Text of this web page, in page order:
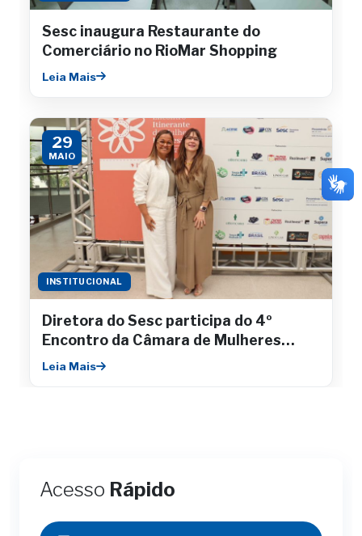
Sesc inaugura Restaurante do
Comerciário no RioMar Shopping
Leia Mais
29
MAIO
INSTITUCIONAL
Diretora do Sesc participa do 4º
Encontro da Câmara de Mulheres
Empresárias da Fecomércio
Leia Mais
Acesso Rápido